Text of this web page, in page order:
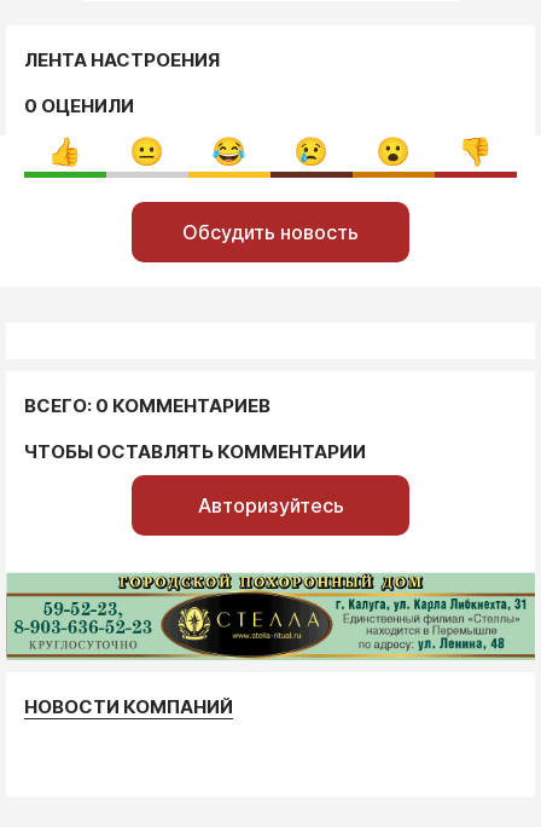
ЛЕНТА НАСТРОЕНИЯ
0 ОЦЕНИЛИ
Обсудить новость
ВСЕГО: 0 КОММЕНТАРИЕВ
ЧТОБЫ ОСТАВЛЯТЬ КОММЕНТАРИИ
Авторизуйтесь
НОВОСТИ КОМПАНИЙ